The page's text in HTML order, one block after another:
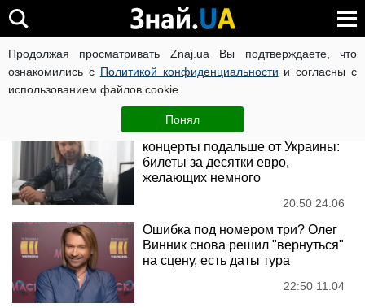
Продолжая просматривать Znaj.ua Вы подтверждаете, что
ознакомились с Политикой конфиденциальности и согласны с
использованием файлов cookie.
Понял
Олег Винник
Олег Винник запланировал
концерты подальше от Украины:
билеты за десятки евро,
желающих немного
20:50 24.06
Ошибка под номером три? Олег
Винник снова решил "вернуться"
на сцену, есть даты тура
22:50 11.04